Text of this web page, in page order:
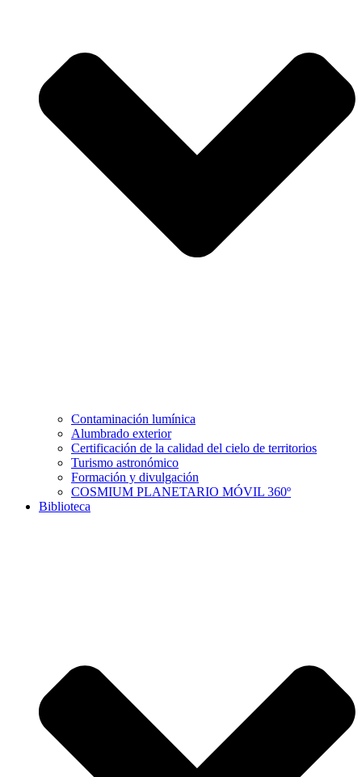
Contaminación lumínica
Alumbrado exterior
Certificación de la calidad del cielo de territorios
Turismo astronómico
Formación y divulgación
COSMIUM PLANETARIO MÓVIL 360º
Biblioteca